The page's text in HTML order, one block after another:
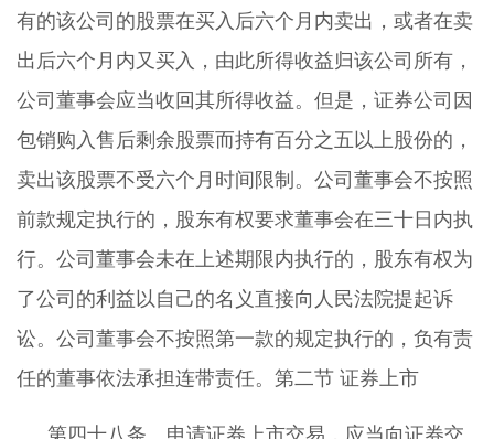
有的该公司的股票在买入后六个月内卖出，或者在卖
出后六个月内又买入，由此所得收益归该公司所有，
公司董事会应当收回其所得收益。但是，证券公司因
包销购入售后剩余股票而持有百分之五以上股份的，
卖出该股票不受六个月时间限制。公司董事会不按照
前款规定执行的，股东有权要求董事会在三十日内执
行。公司董事会未在上述期限内执行的，股东有权为
了公司的利益以自己的名义直接向人民法院提起诉
讼。公司董事会不按照第一款的规定执行的，负有责
任的董事依法承担连带责任。第二节 证券上市
第四十八条 申请证券上市交易，应当向证券交